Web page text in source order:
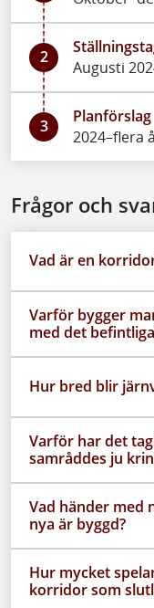
2
Augusti
3
Planförslag
2024–flera
Frågor och
Vad är en
Varför bygger
med det
Hur bred blir
Varför har det
samråddes ju
Vad händer med
nya är byggd?
Hur mycket
korridor som